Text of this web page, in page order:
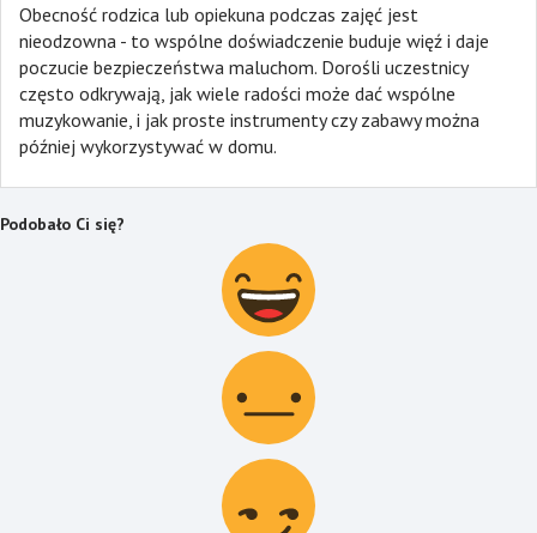
Obecność rodzica lub opiekuna podczas zajęć jest
nieodzowna - to wspólne doświadczenie buduje więź i daje
poczucie bezpieczeństwa maluchom. Dorośli uczestnicy
często odkrywają, jak wiele radości może dać wspólne
muzykowanie, i jak proste instrumenty czy zabawy można
później wykorzystywać w domu.
Podobało Ci się?